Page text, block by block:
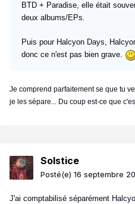
BTD + Paradise, elle était
deux albums/EPs.
Puis pour Halcyon Days,
donc ce n'est pas bien grave.
Je comprend parfaitement se que tu
je les sépare... Du coup est-ce que
Solstice
Posté(e) 16 septembre
J'ai comptabilisé séparément